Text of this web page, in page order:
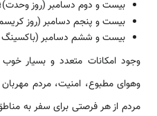
بیست و دوم دسامبر (روز وحدت)؛
بیست و پنجم دسامبر (روز
بیست و ششم دسامبر
وجود امکانات متعدد و بسیار
وهوای مطبوع، امنیت، مردم
مردم از هر فرصتی برای سفر به